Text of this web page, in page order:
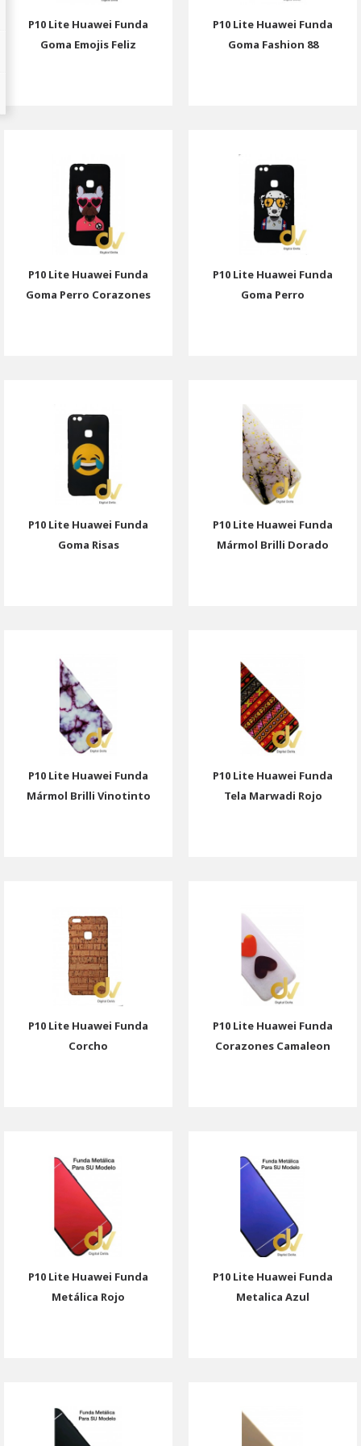
P10 Lite Huawei Funda
Goma Emojis Feliz
P10 Lite Huawei Funda
Goma Fashion 88
P10 Lite Huawei Funda
Goma Perro Corazones
P10 Lite Huawei Funda
Goma Perro
P10 Lite Huawei Funda
Goma Risas
P10 Lite Huawei Funda
Mármol Brilli Dorado
P10 Lite Huawei Funda
Mármol Brilli Vinotinto
P10 Lite Huawei Funda
Tela Marwadi Rojo
P10 Lite Huawei Funda
Corcho
P10 Lite Huawei Funda
Corazones Camaleon
P10 Lite Huawei Funda
Metálica Rojo
P10 Lite Huawei Funda
Metalica Azul